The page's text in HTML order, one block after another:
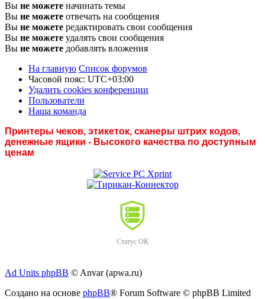
Вы не можете начинать темы
Вы не можете отвечать на сообщения
Вы не можете редактировать свои сообщения
Вы не можете удалять свои сообщения
Вы не можете добавлять вложения
На главную Список форумов
Часовой пояс: UTC+03:00
Удалить cookies конференции
Пользователи
Наша команда
Принтеры чеков, этикеток, сканеры штрих кодов,
денежные ящики - Высокого качества по доступным
ценам
Статус ОК
Ad Units phpBB © Anvar (apwa.ru)
Создано на основе phpBB® Forum Software © phpBB Limited